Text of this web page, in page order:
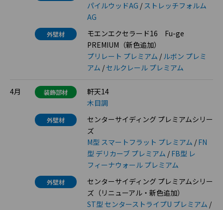
パイルウッドAG / ストレッチフォルム
AG
外壁材
モエンエクセラード16 Fu-ge
PREMIUM（新色追加）
プリレート プレミアム / ルボン プレミ
アム /セルクレール プレミアム
4月 装飾部材
軒天14
木目調
外壁材
センターサイディング プレミアムシリー
ズ
M型 スマートフラット プレミアム / FN
型 デリカーブ プレミアム / FB型 レ
フィーナウォール プレミアム
外壁材
センターサイディング プレミアムシリー
ズ（リニューアル・新色追加）
ST型 センターストライプU プレミアム /